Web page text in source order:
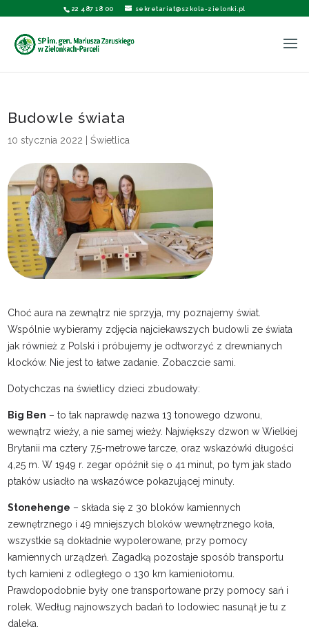
22 487 18 00 sekretariat@szkola-zielonki.pl
Budowle świata
10 stycznia 2022 |Świetlica
Choć aura na zewnątrz nie sprzyja, my poznajemy świat.
Wspólnie wybieramy zdjęcia najciekawszych budowli ze świata
jak również z Polski i próbujemy je odtworzyć z drewnianych
klocków. Nie jest to łatwe zadanie. Zobaczcie sami.
Dotychczas na świetlicy dzieci zbudowały:
Big Ben – to tak naprawdę nazwa 13 tonowego dzwonu,
wewnątrz wieży, a nie samej wieży. Największy dzwon w Wielkiej
Brytanii ma cztery 7,5-metrowe tarcze, oraz wskazówki długości
4,25 m. W 1949 r. zegar opóźnił się o 41 minut, po tym jak stado
ptaków usiadło na wskazówce pokazującej minuty.
Stonehenge – składa się z 30 bloków kamiennych
zewnętrznego i 49 mniejszych bloków wewnętrznego koła,
wszystkie są dokładnie wypolerowane, przy pomocy
kamiennych urządzeń. Zagadką pozostaje sposób transportu
tych kamieni z odległego o 130 km kamieniołomu.
Prawdopodobnie były one transportowane przy pomocy sań i
rolek. Według najnowszych badań to lodowiec nasunął je tu z
daleka.